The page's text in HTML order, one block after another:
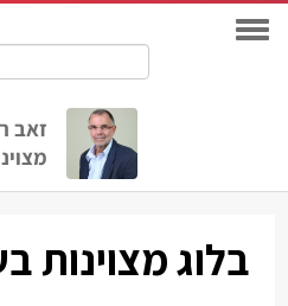
זאב
בלוג מצוינות